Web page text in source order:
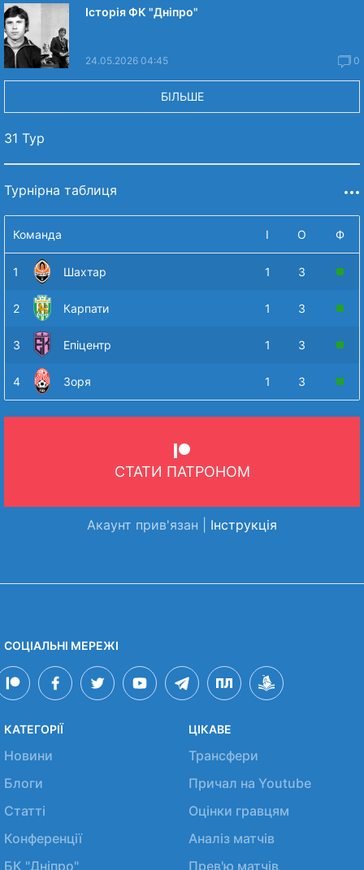
Історія ФК "Дніпро"
24.05.2026 04:45 0
БІЛЬШЕ
31 Тур
Турнірна таблиця
Команда І О Ф
1 Шахтар 1 3
2 Карпати 1 3
3 Епіцентр 1 3
4 Зоря 1 3
СТАТИ ПАТРОНОМ
Акаунт прив'язан | Інструкція
СОЦІАЛЬНІ МЕРЕЖІ
КАТЕГОРІЇ
Новини
Блоги
Статті
Конференції
БК "Дніпро"
ЦІКАВЕ
Трансфери
Причал на Youtube
Оцінки гравцям
Аналіз матчів
Прев'ю матчів